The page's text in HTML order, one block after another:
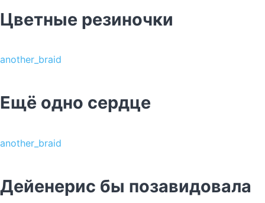
Цветные резиночки
another_braid
Ещё одно сердце
another_braid
Дейенерис бы позавидовала